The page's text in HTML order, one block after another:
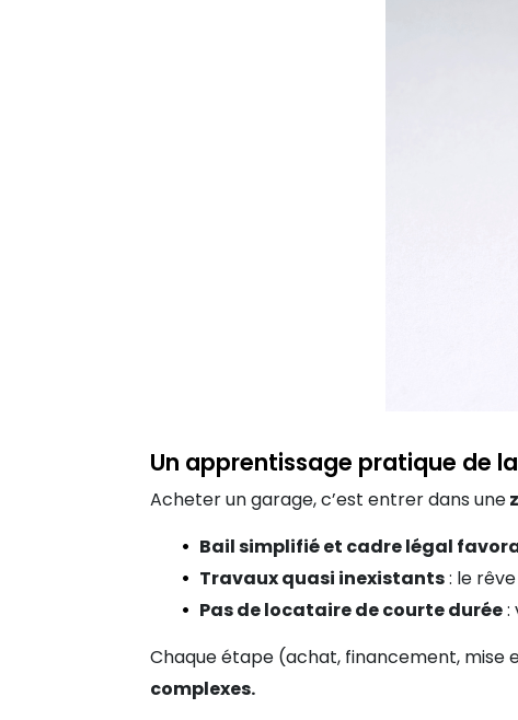
Un apprentissage pratique de
Acheter un garage, c’est entrer dans une
Bail simplifié et cadre légal
Travaux quasi inexistants: le
Pas de locataire de courte durée:
Chaque étape (achat, financement, mise
complexes.